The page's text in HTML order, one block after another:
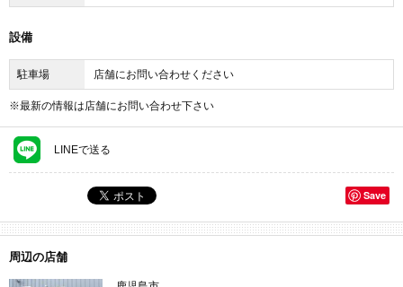
設備
駐車場 店舗にお問い合わせください
※最新の情報は店舗にお問い合わせ下さい
LINEで送る
Save
周辺の店舗